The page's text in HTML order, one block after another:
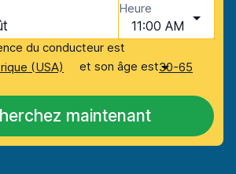
Heure
11:00 AM
du conducteur est
(USA)
et son âge est30-65
maintenant